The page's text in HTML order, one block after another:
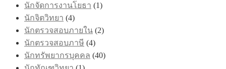
นักจัดการงานโยธา (1)
นักจิตวิทยา (4)
นักตรวจสอบภายใน (2)
นักตรวจสอบภาษี (4)
นักทรัพยากรบุคคล (40)